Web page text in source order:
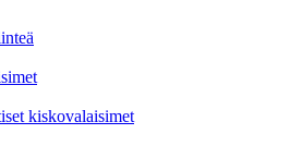
kiskovalaisimet